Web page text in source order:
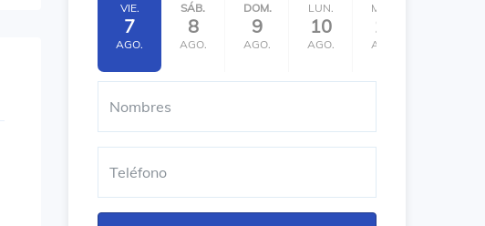
VIE.
7
AGO.
SÁB.
8
AGO.
DOM.
9
AGO.
LUN.
10
AGO.
MAR.
11
AGO.